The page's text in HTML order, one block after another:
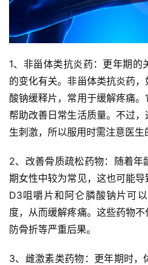
1、非甾体类抗炎药：更年期
的变化有关。非甾体类抗炎药
酸钠缓释片，常用于缓解疼痛。
帮助改善日常生活质量。不过
生刺激，所以服用时需注意医生
2、改善骨质疏松药物：随着
期女性中较为常见，这也可能
D3咀嚼片和阿仑膦酸钠片可
度，从而缓解疼痛。这些药物
防骨折等严重后果。
3、雌激素类药物：更年期时